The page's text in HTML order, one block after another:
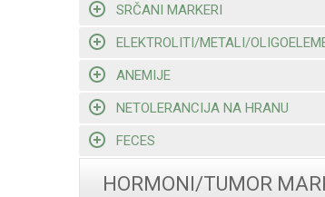
SRČANI MARKERI
ELEKTROLITI/METALI/
ANEMIJE
NETOLERANCIJA NA HRANU
FECES
HORMONI/TUMOR